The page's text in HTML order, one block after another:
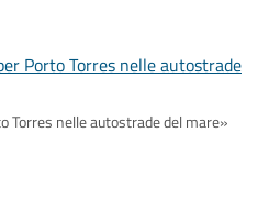
Torres nelle autostrade del mare»